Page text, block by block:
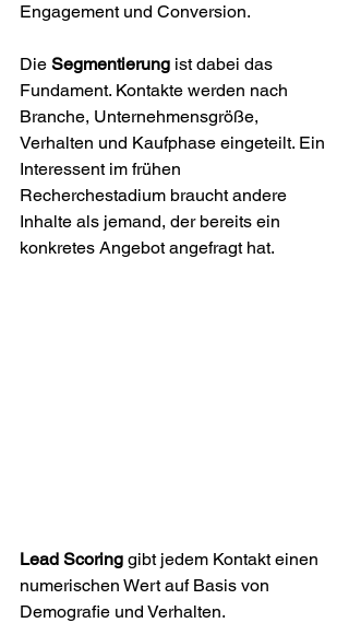
Engagement und Conversion.
Die Segmentierung ist dabei das
Fundament. Kontakte werden nach
Branche, Unternehmensgröße,
Verhalten und Kaufphase eingeteilt. Ein
Interessent im frühen
Recherchestadium braucht andere
Inhalte als jemand, der bereits ein
konkretes Angebot angefragt hat.
Lead Scoring gibt jedem Kontakt einen
numerischen Wert auf Basis von
Demografie und Verhalten.